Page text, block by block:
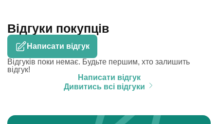
Відгуки покупців
Написати відгук
Відгуків поки немає. Будьте першим, хто залишить
відгук!
Написати відгук
Дивитись всі відгуки